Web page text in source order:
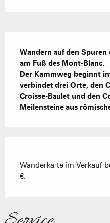
Wandern auf den Spuren
am Fuß des Mont-Blanc.
Der Kammweg beginnt
verbindet drei Orte, den
Croisse-Baulet und den
Meilensteine aus
Wanderkarte im Verkauf
€.